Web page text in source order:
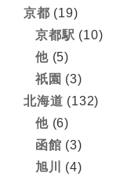
京都 (19)
京都駅 (10)
他(5)
祇園 (3)
北海道 (132)
他(6)
函館 (3)
旭川
(4)